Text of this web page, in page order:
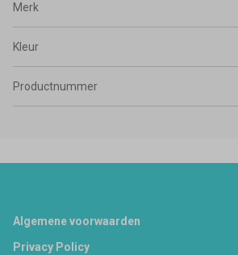
Merk
Kleur
Productnummer
Footer
Algemene voorwaarden
Privacy Policy